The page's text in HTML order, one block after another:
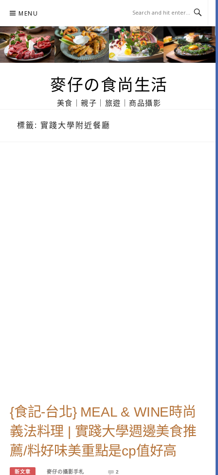
content
MENU
麥仔の食尚生活
美食｜親子｜旅遊｜商品攝影
標籤: 實踐大學附近餐廳
{食記-台北} MEAL & WINE時尚
義法料理 | 實踐大學週邊美食推
薦/料好味美重點是cp值好高
新文章 麥仔の攝影手札 2